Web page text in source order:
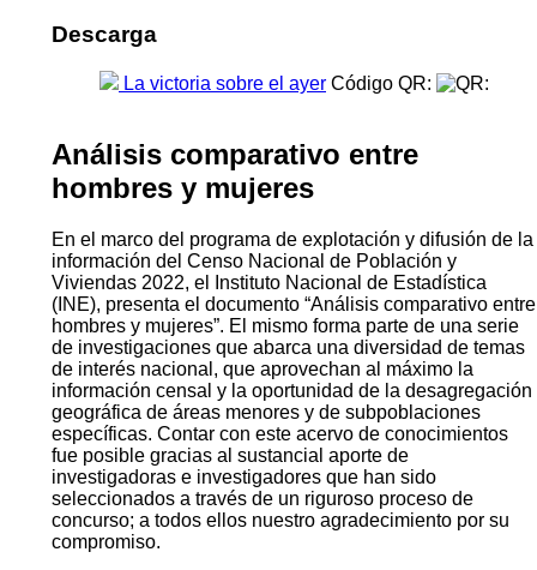
Descarga
La victoria sobre el ayer Código QR:
Análisis comparativo entre
hombres y mujeres
En el marco del programa de explotación y difusión de la
información del Censo Nacional de Población y
Viviendas 2022, el Instituto Nacional de Estadística
(INE), presenta el documento “Análisis comparativo entre
hombres y mujeres”. El mismo forma parte de una serie
de investigaciones que abarca una diversidad de temas
de interés nacional, que aprovechan al máximo la
información censal y la oportunidad de la desagregación
geográfica de áreas menores y de subpoblaciones
específicas. Contar con este acervo de conocimientos
fue posible gracias al sustancial aporte de
investigadoras e investigadores que han sido
seleccionados a través de un riguroso proceso de
concurso; a todos ellos nuestro agradecimiento por su
compromiso.